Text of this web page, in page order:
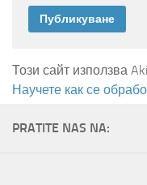
Този сайт използва
Научете как се
PRATITE NAS NA: